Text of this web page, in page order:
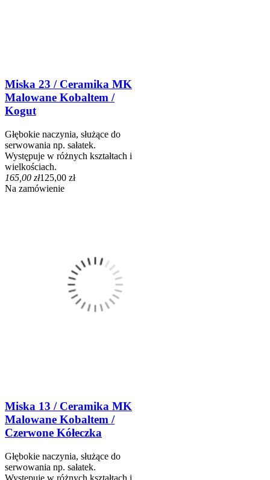
Miska 23 / Ceramika MK
Malowane Kobaltem /
Kogut
Głębokie naczynia, służące do
serwowania np. sałatek.
Występuje w różnych kształtach i
wielkościach.
165,00 zł125,00 zł
Na zamówienie
Miska 13 / Ceramika MK
Malowane Kobaltem /
Czerwone Kółeczka
Głębokie naczynia, służące do
serwowania np. sałatek.
Występuje w różnych kształtach i